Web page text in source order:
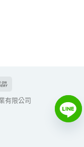
Delivery
有限公司